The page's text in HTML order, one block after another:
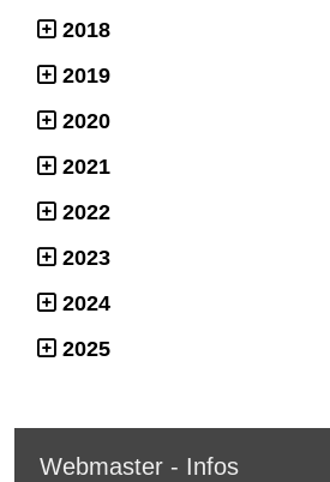
2018
2019
2020
2021
2022
2023
2024
2025
Webmaster - Infos